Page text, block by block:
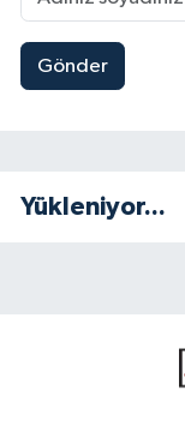
Gönder
Yükleniyor...